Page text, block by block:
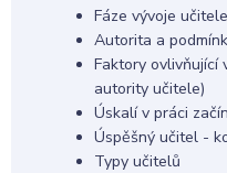
Fáze vývoje učitele
Autorita a
Faktory ovlivňující
autority učitele)
Úskalí v práci
Úspěšný učitel -
Typy učitelů